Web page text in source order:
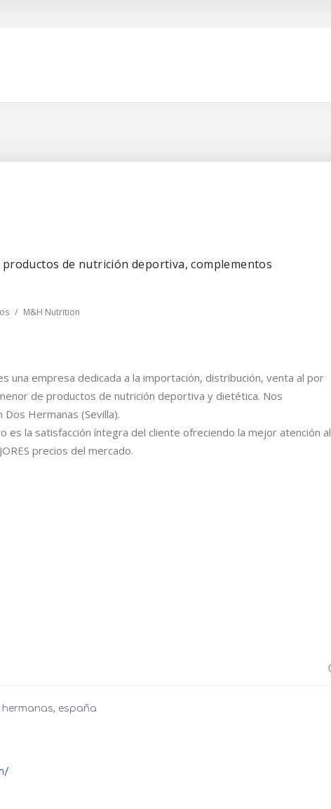
de nutrición deportiva, complementos
/ M&H Nutrition
una empresa dedicada a la importación, distribución, venta al por
de productos de nutrición deportiva y dietética. Nos
Hermanas (Sevilla).
es la satisfacción íntegra del cliente ofreciendo la mejor atención al
precios del mercado.
hermanas, españa